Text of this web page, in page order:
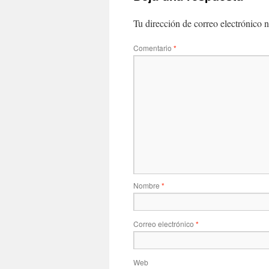
Tu dirección de correo electrónico
Comentario *
Nombre *
Correo electrónico *
Web